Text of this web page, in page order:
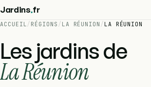
Jardins.fr
ACCUEIL/ RÉGIONS / LA RÉUNION / LA RÉUNION
Les jardins de
La Réunion